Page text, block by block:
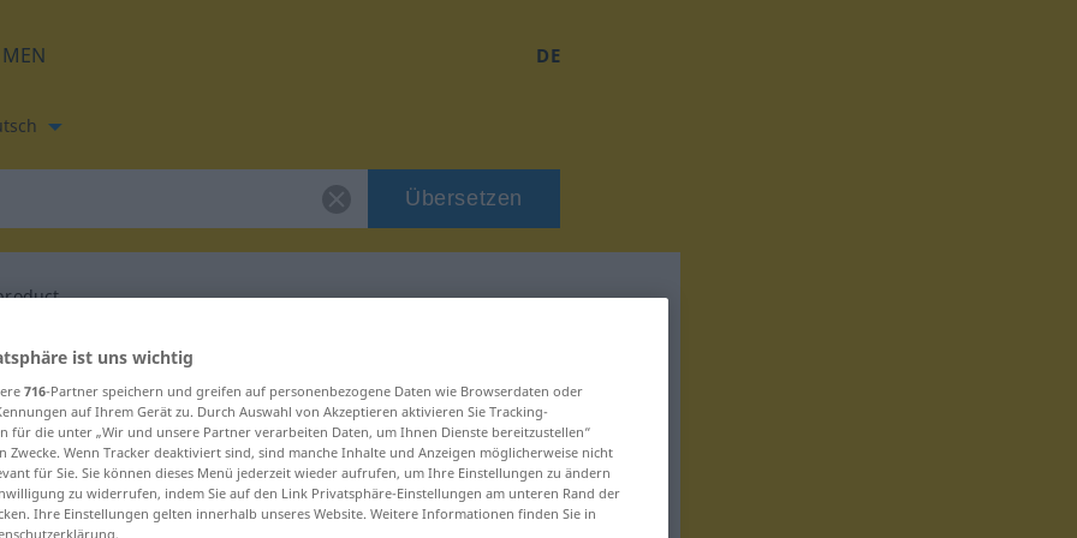
DE
Übersetzen
für "eindproduct"
ist uns wichtig
716-Partner speichern und greifen auf personenbezogene Daten wie Browserdaten oder
auf Ihrem Gerät zu. Durch Auswahl von Akzeptieren aktivieren Sie Tracking-
für die unter „Wir und unsere Partner verarbeiten Daten, um Ihnen Dienste bereitzustellen“
Zwecke. Wenn Tracker deaktiviert sind, sind manche Inhalte und Anzeigen möglicherweise nicht
für Sie. Sie können dieses Menü jederzeit wieder aufrufen, um Ihre Einstellungen zu ändern
zu widerrufen, indem Sie auf den Link Privatsphäre-Einstellungen am unteren Rand der
Ihre Einstellungen gelten innerhalb unseres Website. Weitere Informationen finden Sie in